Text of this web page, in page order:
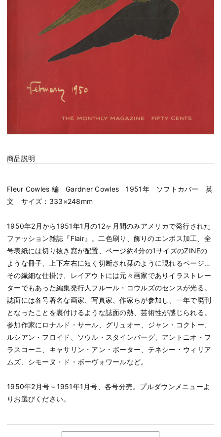
商品説明
Fleur Cowles 編 Gardner Cowles 1951年 ソフトカバー 英
文 サイズ：333×248mm
1950年2月から1951年1月の12ヶ月間のみアメリカで発行された
ファッション雑誌『Flair』。二色刷り、飾りのエンボス加工、全
号表紙には切り抜き窓が配置、ページ約4分の1サイズのZINEの
ような冊子、上下左右に短く切断され栞のように現れるページ…
その繊細な仕掛け、レイアウトには元々画家でありイラストレー
ターでもあった編集発行人フルール・コウルズのセンスが光る。
誌面には各号著名な画家、写真家、作家らが参加し、一年で廃刊
となったことを裏付けるような誌面の熱、芸術性が感じられる。
参加作家にロナルド・サール、グリュオー、ジャン・コクトー、
ルシアン・フロイド、ソウル・スタインバーグ、アントニオ・フ
ラスコーニ、キャサリン・アン・ポーター、テネシー・ウィリア
ムズ、シモーヌ・ド・ボーヴォワールなど。
1950年2月号～1951年1月号、各号分売。プルダウンメニューよ
りお選びください。